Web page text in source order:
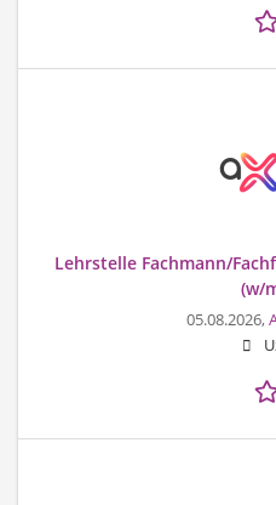
Lehrstelle Fachmann/
(w/
05.08.2026,